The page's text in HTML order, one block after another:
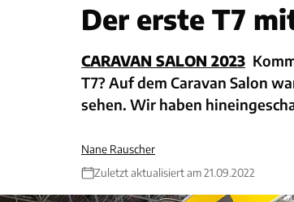
Der erste T7
CARAVAN SALON 2023
T7? Auf dem Caravan Salon
sehen. Wir haben
Nane Rauscher
Zuletzt aktualisiert am 21.09.2022